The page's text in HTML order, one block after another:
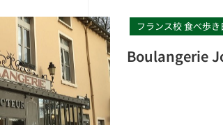
フランス校 食べ歩き
Boulangerie